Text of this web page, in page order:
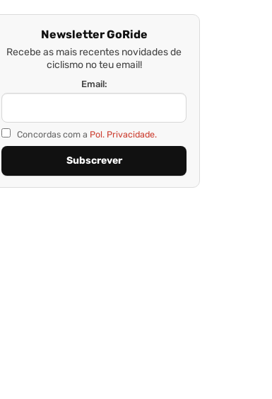
Newsletter GoRide
Recebe as mais recentes novidades de
ciclismo no teu email!
Email:
Concordas com a Pol. Privacidade.